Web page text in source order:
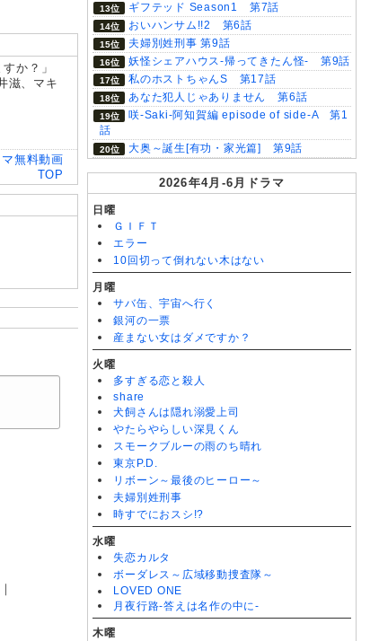
か？」
滋、マキ
無料動画
TOP
｜
ギフテッド Season1 第7話
おいハンサム!!2 第6話
夫婦別姓刑事 第9話
妖怪シェアハウス-帰ってきたん怪- 第9話
私のホストちゃんS 第17話
あなた犯人じゃありません 第6話
咲-Saki-阿知賀編 episode of side-A 第1
話
大奥～誕生[有功・家光篇] 第9話
2026年4月-6月ドラマ
日曜
ＧＩＦＴ
エラー
10回切って倒れない木はない
月曜
サバ缶、宇宙へ行く
銀河の一票
産まない女はダメですか？
火曜
多すぎる恋と殺人
share
犬飼さんは隠れ溺愛上司
やたらやらしい深見くん
スモークブルーの雨のち晴れ
東京P.D.
リボーン～最後のヒーロー～
夫婦別姓刑事
時すでにおスシ!?
水曜
失恋カルタ
ボーダレス～広域移動捜査隊～
LOVED ONE
月夜行路-答えは名作の中に-
木曜